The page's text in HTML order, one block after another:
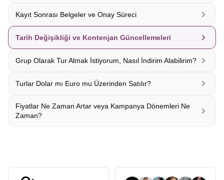
Kayıt Sonrası Belgeler ve Onay Süreci
Tarih Değişikliği ve Kontenjan Güncellemeleri
Grup Olarak Tur Almak İstiyorum, Nasıl İndirim Alabilirim?
Turlar Dolar mı Euro mu Üzerinden Satılır?
Fiyatlar Ne Zaman Artar veya Kampanya Dönemleri Ne
Zaman?